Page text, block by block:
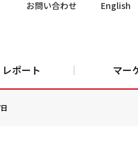
お問い合わせ English
ポート マー